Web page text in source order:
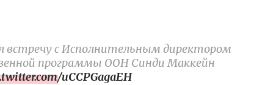
встречу с Исполнительным директором
программы ООН Синди Маккейн
uCCPGagaEH